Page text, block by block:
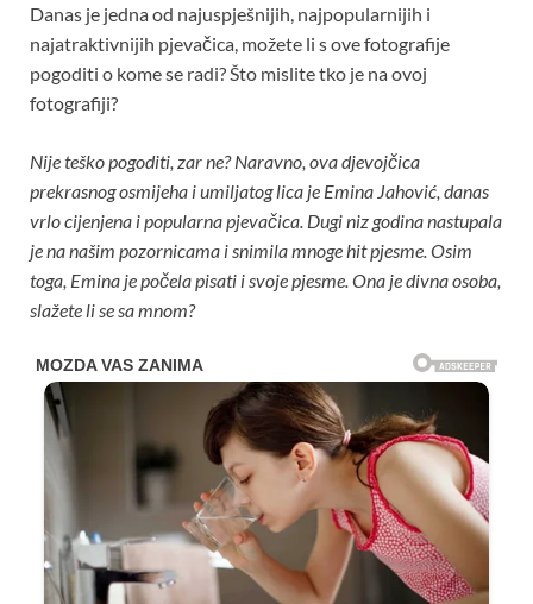
Danas je jedna od najuspješnijih, najpopularnijih i
najatraktivnijih pjevačica, možete li s ove fotografije
pogoditi o kome se radi? Što mislite tko je na ovoj
fotografiji?
Nije teško pogoditi, zar ne? Naravno, ova djevojčica
prekrasnog osmijeha i umiljatog lica je Emina Jahović, danas
vrlo cijenjena i popularna pjevačica. Dugi niz godina nastupala
je na našim pozornicama i snimila mnoge hit pjesme. Osim
toga, Emina je počela pisati i svoje pjesme. Ona je divna osoba,
slažete li se sa mnom?